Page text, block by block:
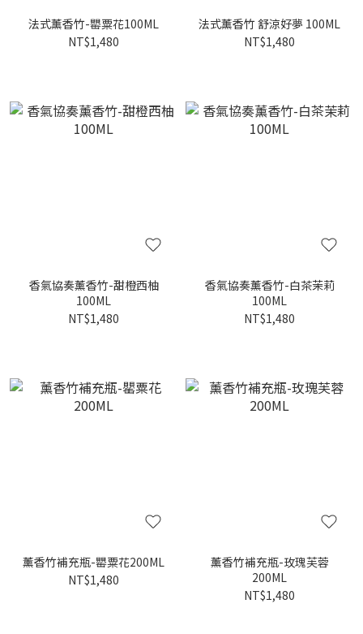
法式薰香竹-罌粟花100ML
NT$1,480
法式薰香竹 舒涼好夢 100ML
NT$1,480
香氣協奏薰香竹-甜橙西柚
100ML
NT$1,480
香氣協奏薰香竹-白茶茉莉
100ML
NT$1,480
薰香竹補充瓶-罌粟花200ML
NT$1,480
薰香竹補充瓶-玫瑰芙蓉
200ML
NT$1,480